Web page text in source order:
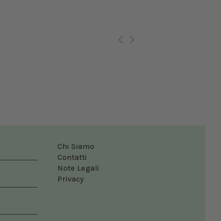
Chi Siamo
Contatti
Note Legali
Privacy